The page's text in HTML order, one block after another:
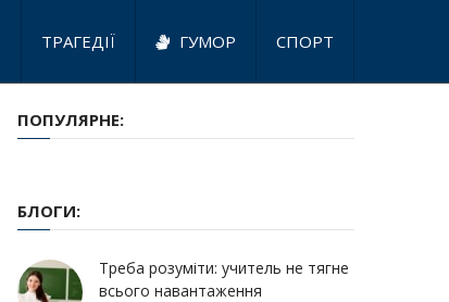
ТРАГЕДІЇ ГУМОР СПОРТ
ПОПУЛЯРНЕ:
БЛОГИ:
Треба розуміти: учитель не тягне
всього навантаження